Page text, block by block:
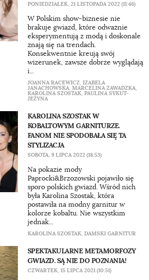
PONIEDZIAŁEK, 21 LISTOPADA 2022 (11:46)
W Polskim show-biznesie nie
brakuje gwiazd, które odważnie
eksperymentują z modą i doskonale
znają się na trendach.
Konsekwentnie kreują swój
wizerunek, zawsze dobrze wyglądają
i...
JOANNA RACEWICZ, IZABELA
JANACHOWSKA, MARCELINA ZAWADZKA,
KAROLINA SZOSTAK, PAULINA SYKUT-
JEŻYNA
KAROLINA SZOSTAK W
KOBALTOWYM GARNITURZE.
FANOM NIE SPODOBAŁA SIĘ TA
STYLIZACJA
SOBOTA, 9 LIPCA 2022 (18:53)
Na pokazie mody
Paprocki&Brzozowski pojawiło się
sporo polskich gwiazd. Wśród nich
była Karolina Szostak, która
postawiła na modny garnitur w
kolorze kobaltu. Nie wszystkim
jednak...
KAROLINA SZOSTAK, DAMSKI GARNITUR
SPEKTAKULARNE METAMORFOZY
GWIAZD. SĄ NIE DO POZNANIA!
CZWARTEK, 15 LIPCA 2021 (10:51)